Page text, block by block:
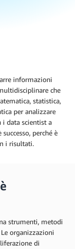
informazioni
che
statistica,
per analizzare
data scientist a
perché è
i risultati.
strumenti, metodi
organizzazioni
di